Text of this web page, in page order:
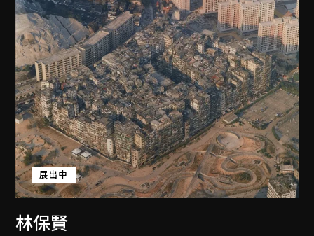
林保賢
展出中